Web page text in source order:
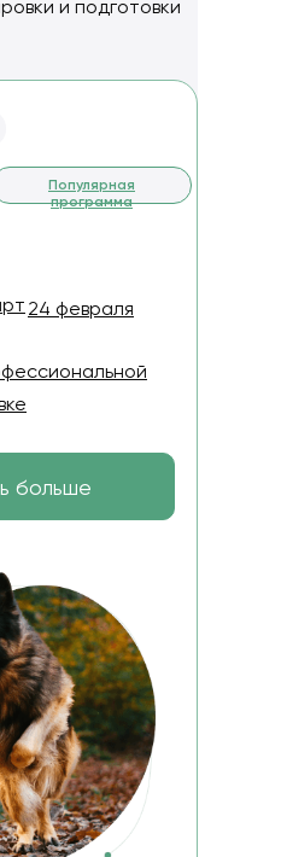
больше
Популярная
программа
и подготовки
24 февраля